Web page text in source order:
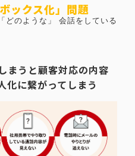
ックス化」問題
どのような」 会話をしている
まうと顧客対応の内容
化に繋がってしまう